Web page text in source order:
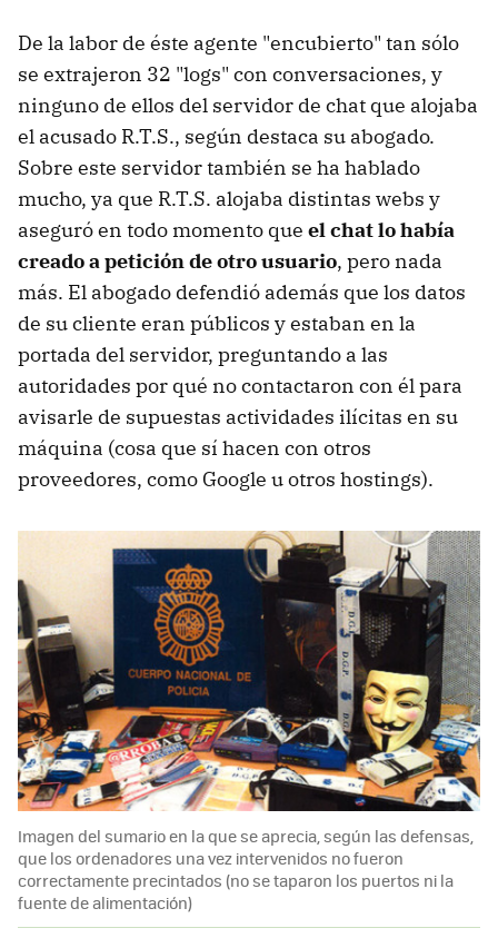
De la labor de éste agente "encubierto" tan sólo
se extrajeron 32 "logs" con conversaciones, y
ninguno de ellos del servidor de chat que alojaba
el acusado R.T.S., según destaca su abogado.
Sobre este servidor también se ha hablado
mucho, ya que R.T.S. alojaba distintas webs y
aseguró en todo momento que el chat lo había
creado a petición de otro usuario, pero nada
más. El abogado defendió además que los datos
de su cliente eran públicos y estaban en la
portada del servidor, preguntando a las
autoridades por qué no contactaron con él para
avisarle de supuestas actividades ilícitas en su
máquina (cosa que sí hacen con otros
proveedores, como Google u otros hostings).
Imagen del sumario en la que se aprecia, según las defensas,
que los ordenadores una vez intervenidos no fueron
correctamente precintados (no se taparon los puertos ni la
fuente de alimentación)